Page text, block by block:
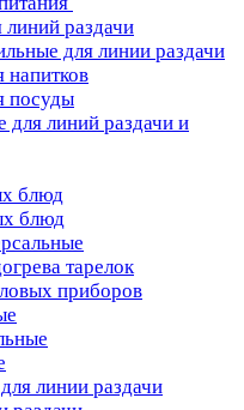
раздачи
для линии раздачи
напитков
посуды
линий раздачи и
блюд
блюд
тарелок
приборов
линии раздачи